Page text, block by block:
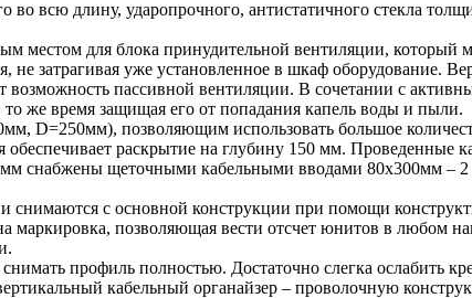
во всю длину, ударопрочного, антистатичного стекла
для блока принудительной вентиляции, который
не затрагивая уже установленное в шкаф оборудование.
пассивной вентиляции. В сочетании с
же время защищая его от попадания капель воды и пыли.
D=250мм), позволяющим использовать большое
раскрытие на глубину 150 мм.
снабжены щеточными кабельными вводами 80х300мм –
с основной конструкции при помощи
позволяющая вести отсчет юнитов в любом
снимать профиль полностью. Достаточно слегка ослабить
кабельный органайзер – проволочную